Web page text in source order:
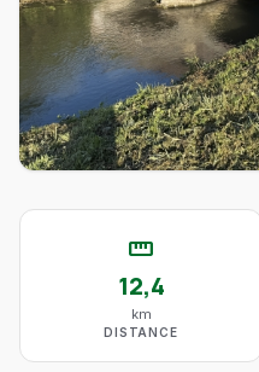
straighten
12,4
km
DISTANCE